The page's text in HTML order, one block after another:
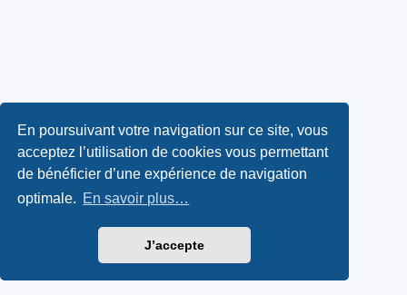
En poursuivant votre navigation sur ce site, vous
acceptez l’utilisation de cookies vous permettant
de bénéficier d’une expérience de navigation
optimale. En savoir plus…
J’accepte